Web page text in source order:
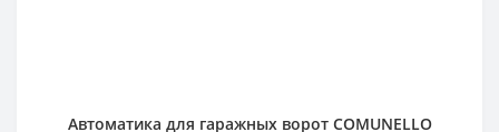
Автоматика для гаражных ворот COMUNELLO